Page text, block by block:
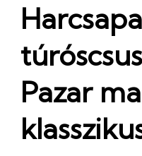
Pazar